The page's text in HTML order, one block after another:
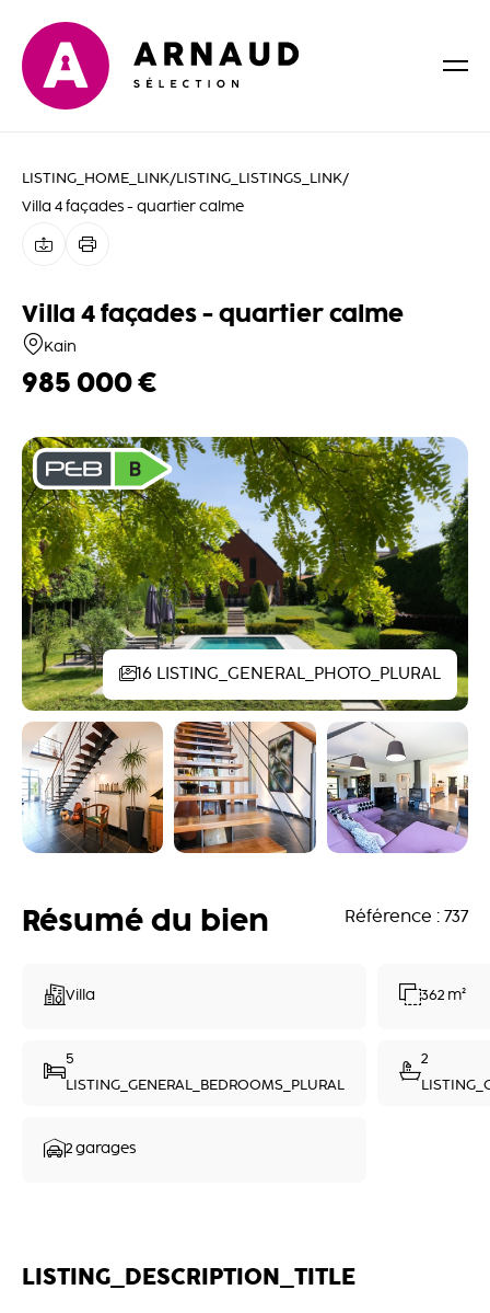
LISTING_HOME_LINK/LISTING_LISTINGS_LINK/
Villa 4 façades - quartier calme
Villa 4 façades - quartier calme
Kain
985 000 €
16 LISTING_GENERAL_PHOTO_PLURAL
Résumé du bien Référence : 737
Villa 362 m²
5
LISTING_GENERAL_BEDROOMS_PLURAL
2
2 garages
LISTING_DESCRIPTION_TITLE